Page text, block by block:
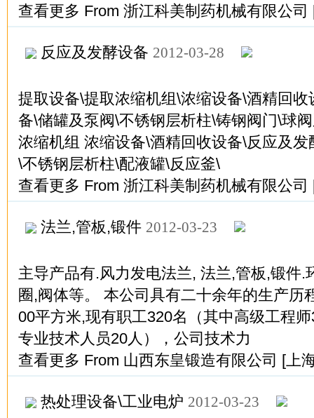
查看更多 From 浙江科美制药机械有限公司
反应及发酵设备 2012-03-28
提取设备\提取浓缩机组\浓缩设备\酒精回
备\储罐及泵阀\不锈钢层析柱\铸钢阀门\球
浓缩机组 浓缩设备\酒精回收设备\反应及
\不锈钢层析柱\配液罐\反应釜\
查看更多 From 浙江科美制药机械有限公司
法兰,管板,锻件 2012-03-23
主导产品有.风力发电法兰, 法兰,管板,锻件.
圈,阀体等。 本公司具有二十余年的生产历
00平方米,现有职工320名（其中高级工程
专业技术人员20人），公司技术力
查看更多 From 山西东皇锻造有限公司 [上
热处理设备\工业电炉 2012-03-23